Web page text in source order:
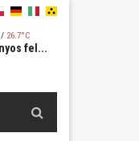
26.7°C
fel...